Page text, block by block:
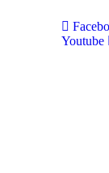
Youtube